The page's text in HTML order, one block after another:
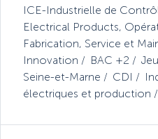
ICE-Industrielle de
Electrical Products,
Fabrication, Service et
Innovation
BAC +2
Seine-et-Marne
CDI
électriques et production